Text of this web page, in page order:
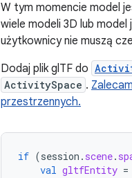
W tym momencie model
wiele modeli 3D lub
użytkownicy nie muszą
Dodaj plik glTF do
ActivitySpace .
przestrzennych.
if (session . scene.
val gltfEntity =